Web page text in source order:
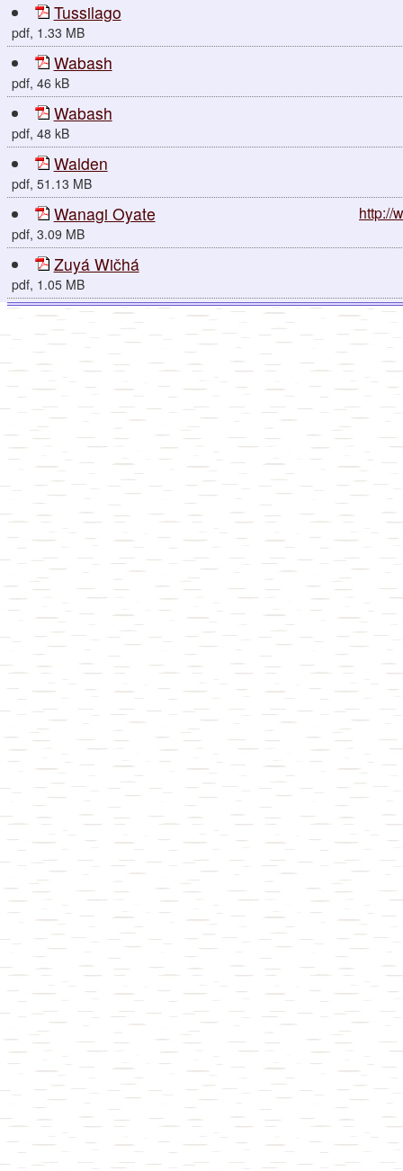
Tussilago
pdf, 1.33 MB
Wabash
pdf, 46 kB
Wabash
pdf, 48 kB
Walden
pdf, 51.13 MB
Wanagi Oyate http://
pdf, 3.09 MB
Zuyá Wičhá
pdf, 1.05 MB